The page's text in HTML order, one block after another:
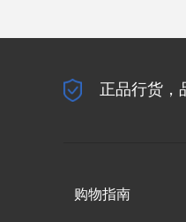
正品行货，
购物指南